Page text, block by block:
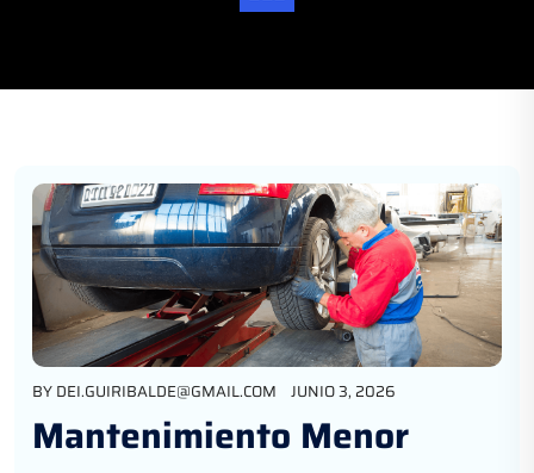
BYDEI.GUIRIBALDE@GMAIL.COM JUNIO 3, 2026
Mantenimiento Menor